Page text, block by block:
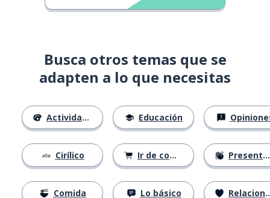
Busca otros temas que se
adapten a lo que necesitas
Actividades
Cirílico
Comida
Educación
Ir de compras
Lo básico
Presentándose
Relaciones